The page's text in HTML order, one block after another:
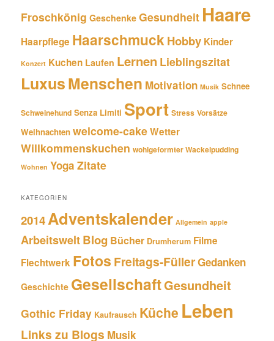
Froschkönig Geschenke Gesundheit Haare
Haarpflege Haarschmuck Hobby Kinder
Konzert Kuchen Laufen Lernen Lieblingszitat
LuxusMenschen Motivation Musik Schnee
Schweinehund Senza Limiti Sport Stress Vorsätze
Weihnachten welcome-cakeWetter
Willkommenskuchen wohlgeformter Wackelpudding
Wohnen Yoga Zitate
KATEGORIEN
2014Adventskalender Allgemein apple
ArbeitsweltBlog Bücher Drumherum Filme
Flechtwerk Fotos Freitags-FüllerGedanken
Geschichte GesellschaftGesundheit
Gothic Friday Kaufrausch Küche Leben
Links zu Blogs Musik